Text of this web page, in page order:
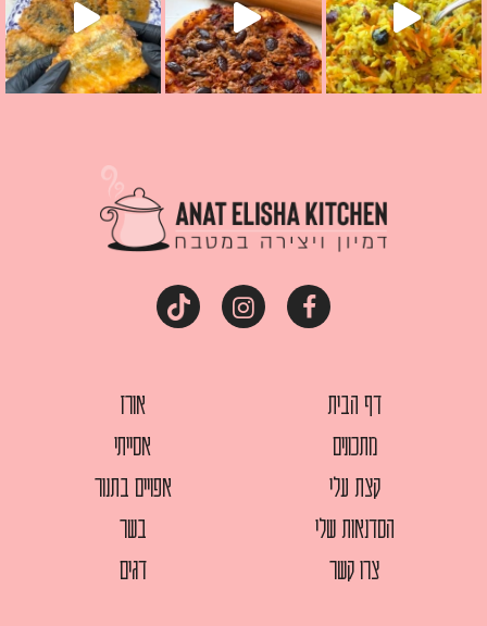
דף הבית
מתכונים
קצת עלי
הסדנאות שלי
צרו קשר
אורז
אסייתי
אפויים בתנור
בשר
דגים